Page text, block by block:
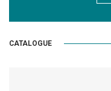
CATALOGUE